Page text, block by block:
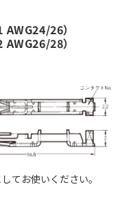
26）
28）
てお使いください。